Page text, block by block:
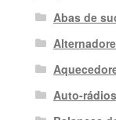
Abas de
Auto-